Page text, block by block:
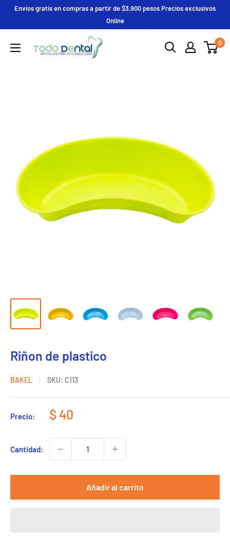
contenido
Envíos gratis en compras a partir de $3,900 pesos Precios exclusivos
Online
Deposito
Todo
0
Riñon de plastico
BAKEL SKU: C113
Precio:
Precio
venta
$ 40
Cantidad:
Añadir al carrito